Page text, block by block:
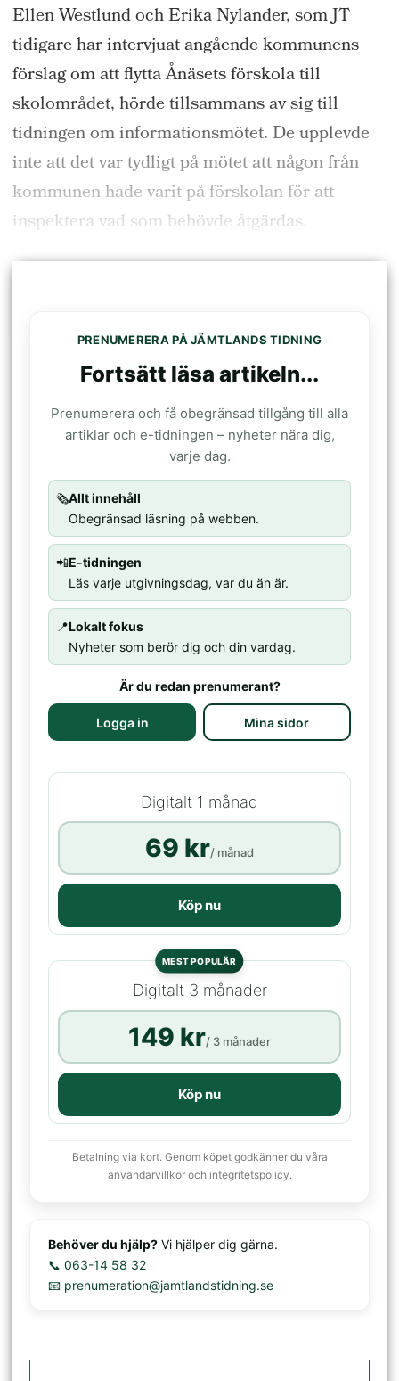
Ellen Westlund och Erika Nylander, som JT
tidigare har intervjuat angående kommunens
förslag om att flytta Ånäsets förskola till
skolområdet, hörde tillsammans av sig till
tidningen om informationsmötet. De upplevde
inte att det var tydligt på mötet att någon från
kommunen hade varit på förskolan för att
inspektera vad som behövde åtgärdas.
PRENUMERERA PÅ JÄMTLANDS TIDNING
Fortsätt läsa artikeln...
Prenumerera och få obegränsad tillgång till alla
artiklar och e-tidningen – nyheter nära dig,
varje dag.
🗞️Allt innehåll
Obegränsad läsning på webben.
📲E-tidningen
Läs varje utgivningsdag, var du än är.
📍Lokalt fokus
Nyheter som berör dig och din vardag.
Är du redan prenumerant?
Logga in Mina sidor
Digitalt 1 månad
69 kr/ månad
Köp nu
MEST POPULÄR
Digitalt 3 månader
149 kr/ 3 månader
Köp nu
Betalning via kort. Genom köpet godkänner du våra
användarvillkor och integritetspolicy.
Behöver du hjälp? Vi hjälper dig gärna.
📞 063-14 58 32
📧 prenumeration@jamtlandstidning.se